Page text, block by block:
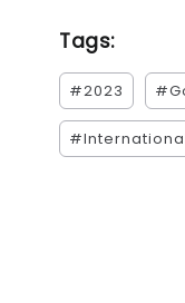
Tags:
#2023